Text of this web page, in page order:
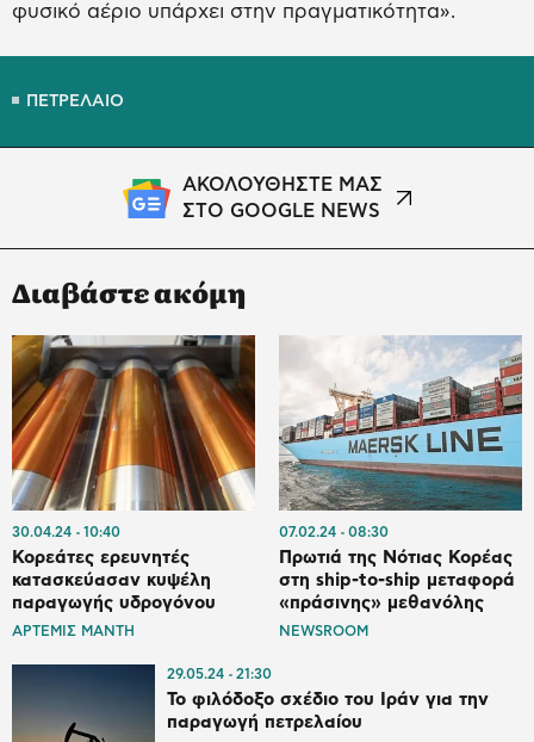
φυσικό αέριο υπάρχει στην πραγματικότητα».
ΠΕΤΡΕΛΑΙΟ
ΑΚΟΛΟΥΘΗΣΤΕ ΜΑΣ
ΣΤΟ GOOGLE NEWS
Διαβάστε ακόμη
30.04.24 10:40
Κορεάτες ερευνητές
κατασκεύασαν κυψέλη
παραγωγής υδρογόνου
ΑΡΤΕΜΙΣ ΜΑΝΤΗ
07.02.24 08:30
Πρωτιά της Νότιας Κορέας
στη ship-to-ship μεταφορά
«πράσινης» μεθανόλης
NEWSROOM
29.05.24 21:30
Το φιλόδοξο σχέδιο του Ιράν για την
παραγωγή πετρελαίου